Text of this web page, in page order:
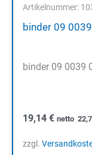
Artikelnummer:
binder 09
binder 09 0039
19,14 € netto
zzgl.